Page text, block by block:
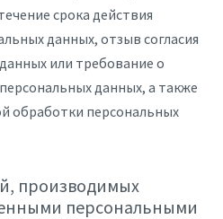
срока действия
данных, отзыв согласия
или требование о
данных, а также
обработки персональных
производимых
персональными